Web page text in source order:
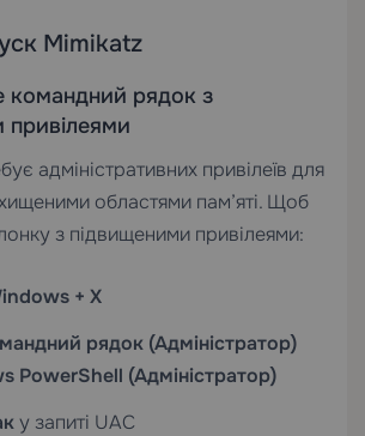
Mimikatz
командний рядок з
привілеями
адміністративних привілеїв для
областями пам’яті. Щоб
з підвищеними привілеями:
+ X
рядок (Адміністратор)
PowerShell (Адміністратор)
у запиті UAC